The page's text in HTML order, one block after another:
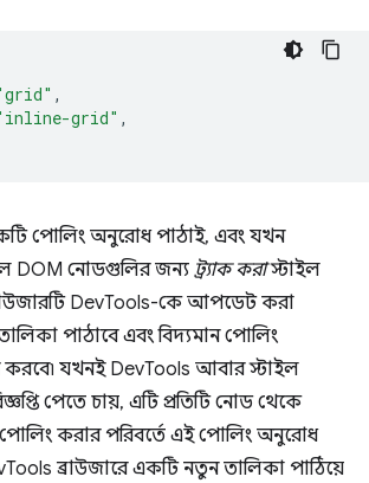
,
grid" ,
পোলিং অনুরোধ পাঠাই, এবং যখন
DOM নোডগুলির জন্য ট্র্যাক করাস্টাইল
DevTools-কে আপডেট করা
পাঠাবে এবং বিদ্যমান পোলিং
যখনই DevTools আবার স্টাইল
পেতে চায়, এটি প্রতিটি নোড থেকে
করার পরিবর্তে এই পোলিং অনুরোধ
ব্রাউজারে একটি নতুন তালিকা পাঠিয়ে